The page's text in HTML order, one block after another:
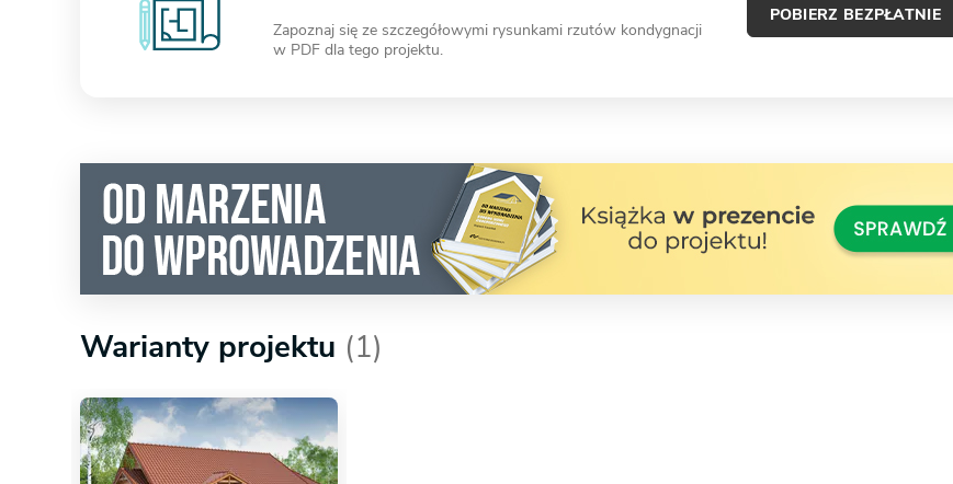
Zapoznaj się ze szczegółowymi rysunkami rzutów kondygnacji
w PDF dla tego projektu.
POBIERZ BEZPŁATNIE
Warianty projektu (1)